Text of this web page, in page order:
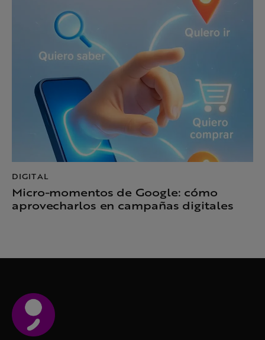
DIGITAL
Micro-momentos de Google: cómo
aprovecharlos en campañas digitales